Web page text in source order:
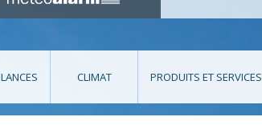
CLIMAT PRODUITS ET SERVICES